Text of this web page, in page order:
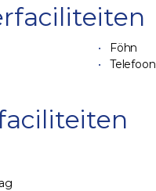
Föhn
Telefoon